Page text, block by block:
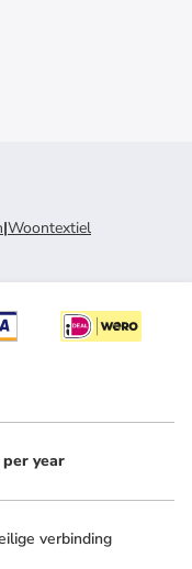
|Woontextiel
year
verbinding